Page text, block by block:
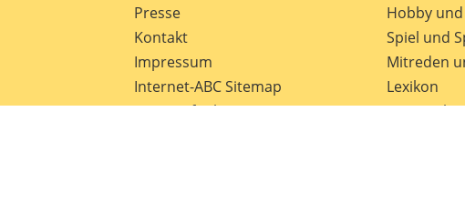
Presse
Kontakt
Impressum
Internet-ABC Sitemap
Barrierefreiheit
Hobby
Spiel und
Mitreden
Lexikon